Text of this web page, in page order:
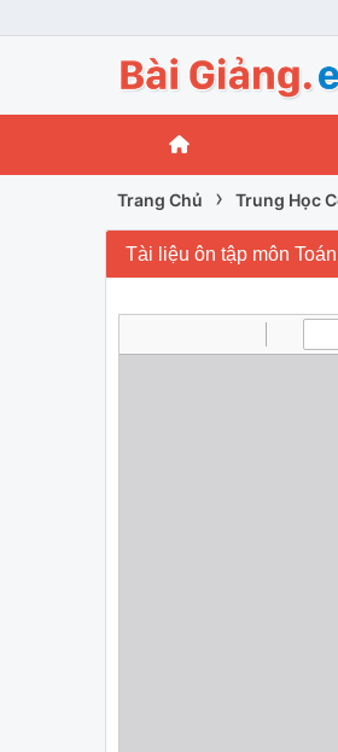
Trang Chủ › Trung Học
Tài liệu ôn tập môn